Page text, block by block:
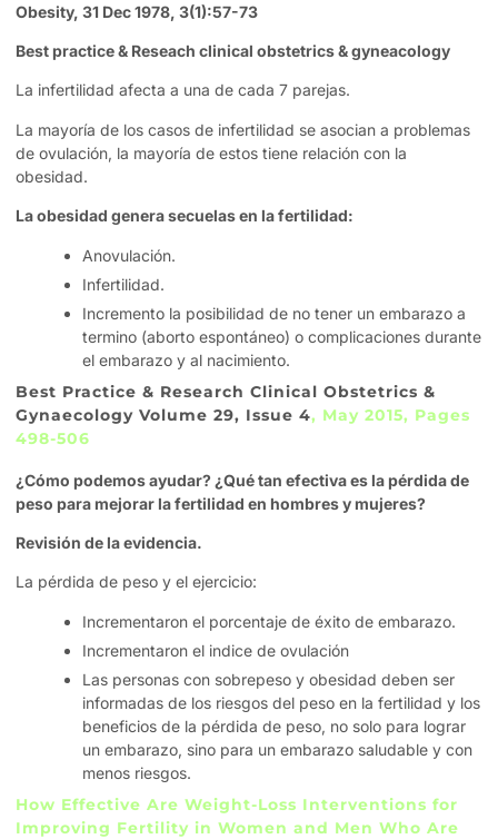
Obesity, 31 Dec 1978, 3(1):57-73
Best practice & Reseach clinical obstetrics & gyneacology
La infertilidad afecta a una de cada 7 parejas.
La mayoría de los casos de infertilidad se asocian a problemas
de ovulación, la mayoría de estos tiene relación con la
obesidad.
La obesidad genera secuelas en la fertilidad:
Anovulación.
Infertilidad.
Incremento la posibilidad de no tener un embarazo a
termino (aborto espontáneo) o complicaciones durante
el embarazo y al nacimiento.
Best Practice & Research Clinical Obstetrics &
Gynaecology Volume 29, Issue 4, May 2015, Pages
498-506
¿Cómo podemos ayudar? ¿Qué tan efectiva es la pérdida de
peso para mejorar la fertilidad en hombres y mujeres?
Revisión de la evidencia.
La pérdida de peso y el ejercicio:
Incrementaron el porcentaje de éxito de embarazo.
Incrementaron el indice de ovulación
Las personas con sobrepeso y obesidad deben ser
informadas de los riesgos del peso en la fertilidad y los
beneficios de la pérdida de peso, no solo para lograr
un embarazo, sino para un embarazo saludable y con
menos riesgos.
How Effective Are Weight-Loss Interventions for
Improving Fertility in Women and Men Who Are